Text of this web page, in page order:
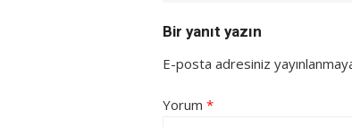
Bir yanıt yazın
E-posta adresiniz
Yorum *